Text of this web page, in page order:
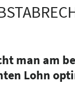
man am
Lohn